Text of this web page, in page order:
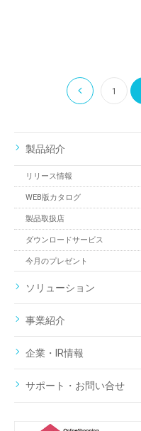
1
製品紹介
リリース情報
WEB版カタログ
製品取扱店
ダウンロードサービス
今月のプレゼント
ソリューション
事業紹介
企業・IR情報
サポート・お問い合せ